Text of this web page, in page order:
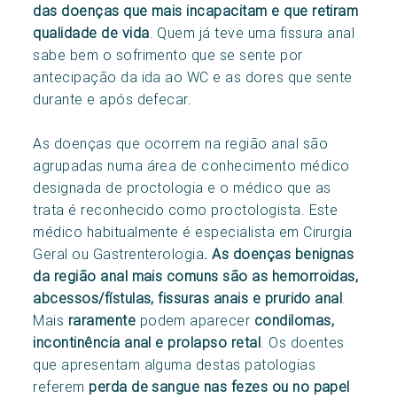
das doenças que mais incapacitam e que retiram
qualidade de vida . Quem já teve uma fissura anal
sabe bem o sofrimento que se sente por
antecipação da ida ao WC e as dores que sente
durante e após defecar.
As doenças que ocorrem na região anal são
agrupadas numa área de conhecimento médico
designada de proctologia e o médico que as
trata é reconhecido como proctologista. Este
médico habitualmente é especialista em Cirurgia
Geral ou Gastrenterologia. As doenças benignas
da região anal mais comuns são as hemorroidas,
abcessos/fístulas, fissuras anais e prurido anal
Mais raramente podem aparecer condilomas,
incontinência anal e prolapso retal . Os doentes
que apresentam alguma destas patologias
referem perda de sangue nas fezes ou no papel